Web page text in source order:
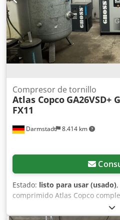
Darmstadt 8.414 km
Compresor de tornillo
Atlas Copco GA26VSD+
FX11
Estado: listo para usar (usado)
comprimido Atlas Copco
FX11 + depósito de 1500 l Se
instalación de aire comprimido